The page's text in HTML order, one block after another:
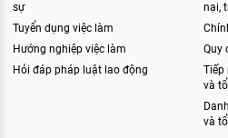
sự
Tuyển dụng việc làm
Hướng nghiệp việc làm
Hỏi đáp pháp luật lao động
nại,
Quy
Tiếp
và
và